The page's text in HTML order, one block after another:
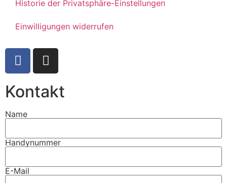
Historie der Privatsphäre-Einstellungen
Einwilligungen widerrufen
Kontakt
Name
Handynummer
E-Mail